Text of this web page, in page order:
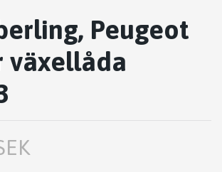
Peugeot
växellåda